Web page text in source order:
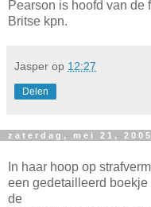
Pearson is hoofd van de
Britse kpn.
Jasper op 12:27
Delen
zaterdag, mei 21, 2005
In haar hoop op
een gedetailleerd
de